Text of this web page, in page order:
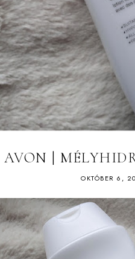
AVON |
OKTÓBER 6,